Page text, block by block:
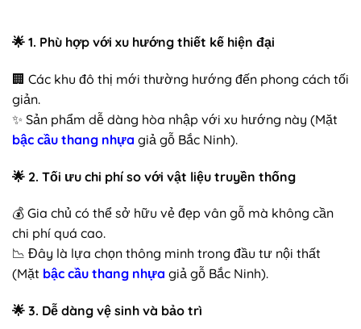
🌟 1. Phù hợp với xu hướng thiết kế hiện đại
🏢 Các khu đô thị mới thường hướng đến phong cách tối
giản.
✨ Sản phẩm dễ dàng hòa nhập với xu hướng này (Mặt
bậc cầu thang nhựa giả gỗ Bắc Ninh).
🌟 2. Tối ưu chi phí so với vật liệu truyền thống
💰 Gia chủ có thể sở hữu vẻ đẹp vân gỗ mà không cần
chi phí quá cao.
📉 Đây là lựa chọn thông minh trong đầu tư nội thất
(Mặt bậc cầu thang nhựa giả gỗ Bắc Ninh).
🌟 3. Dễ dàng vệ sinh và bảo trì